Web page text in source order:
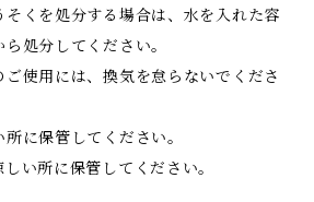
そくを処分する場合は、水を入れた容
処分してください。
ご使用には、換気を怠らないでくださ
に保管してください。
い所に保管してください。